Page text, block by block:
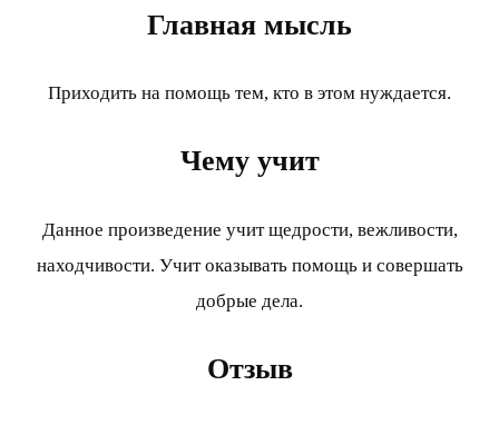
Главная мысль
Приходить на помощь тем, кто в этом нуждается.
Чему учит
Данное произведение учит щедрости, вежливости,
находчивости. Учит оказывать помощь и совершать
добрые дела.
Отзыв